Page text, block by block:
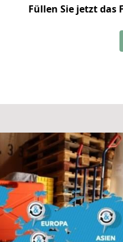
Füllen Sie jetzt das